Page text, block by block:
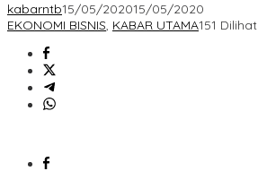
kabarntb15/05/202015/05/2020
EKONOMI BISNIS, KABAR UTAMA151 Dilihat